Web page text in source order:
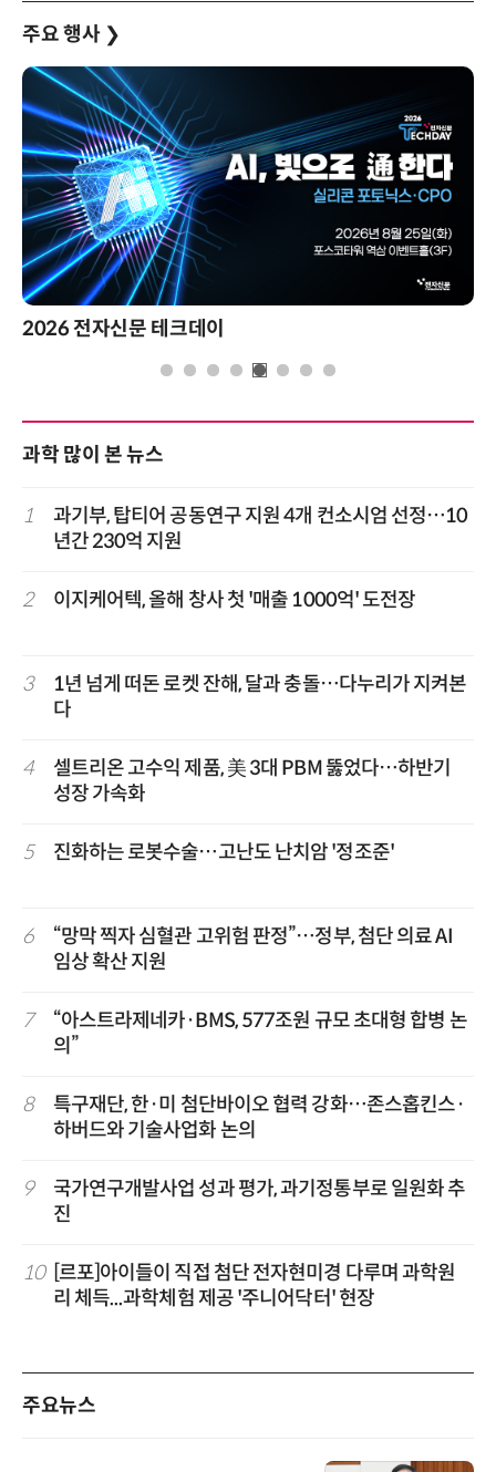
주요 행사 ❯
2026 전자신문 테크데이
과학 많이 본 뉴스
1
과기부, 탑티어 공동연구 지원 4개 컨소시엄 선정…10
년간 230억 지원
2 이지케어텍, 올해 창사 첫 '매출 1000억' 도전장
3
1년 넘게 떠돈 로켓 잔해, 달과 충돌…다누리가 지켜본
다
4
셀트리온 고수익 제품, 美 3대 PBM 뚫었다…하반기
성장 가속화
5 진화하는 로봇수술…고난도 난치암 '정조준'
6
“망막 찍자 심혈관 고위험 판정”…정부, 첨단 의료 AI
임상 확산 지원
7
“아스트라제네카·BMS, 577조원 규모 초대형 합병 논
의”
8
특구재단, 한·미 첨단바이오 협력 강화…존스홉킨스·
하버드와 기술사업화 논의
9
국가연구개발사업 성과 평가, 과기정통부로 일원화 추
진
10
[르포]아이들이 직접 첨단 전자현미경 다루며 과학원
리 체득...과학체험 제공 '주니어닥터' 현장
주요뉴스